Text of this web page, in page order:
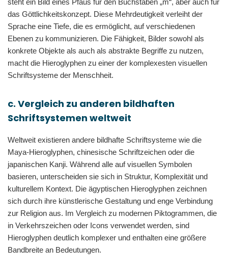
steht ein Bild eines Pfaus für den Buchstaben „m“, aber auch für
das Göttlichkeitskonzept. Diese Mehrdeutigkeit verleiht der
Sprache eine Tiefe, die es ermöglicht, auf verschiedenen
Ebenen zu kommunizieren. Die Fähigkeit, Bilder sowohl als
konkrete Objekte als auch als abstrakte Begriffe zu nutzen,
macht die Hieroglyphen zu einer der komplexesten visuellen
Schriftsysteme der Menschheit.
c. Vergleich zu anderen bildhaften
Schriftsystemen weltweit
Weltweit existieren andere bildhafte Schriftsysteme wie die
Maya-Hieroglyphen, chinesische Schriftzeichen oder die
japanischen Kanji. Während alle auf visuellen Symbolen
basieren, unterscheiden sie sich in Struktur, Komplexität und
kulturellem Kontext. Die ägyptischen Hieroglyphen zeichnen
sich durch ihre künstlerische Gestaltung und enge Verbindung
zur Religion aus. Im Vergleich zu modernen Piktogrammen, die
in Verkehrszeichen oder Icons verwendet werden, sind
Hieroglyphen deutlich komplexer und enthalten eine größere
Bandbreite an Bedeutungen.